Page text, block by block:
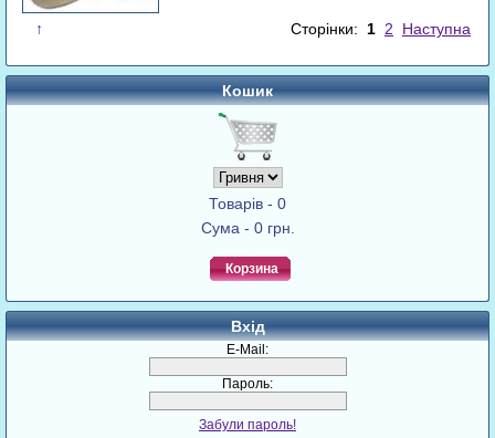
↑ Сторінки: 1 2 Наступна
Кошик
Товарів - 0
Сума - 0 грн.
Корзина
Вхід
E-Mail:
Пароль:
Забули пароль!